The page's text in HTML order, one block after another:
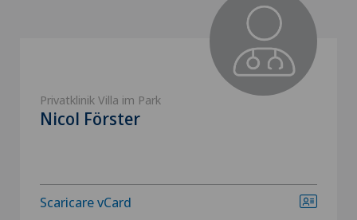
Privatklinik Villa im Park
Nicol Förster
Scaricare vCard